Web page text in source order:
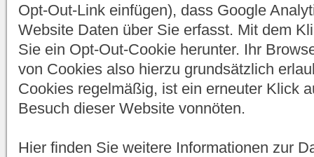
Opt-Out-Link einfügen), dass Google
Website Daten über Sie erfasst. Mit dem
Sie ein Opt-Out-Cookie herunter. Ihr
von Cookies also hierzu grundsätzlich
Cookies regelmäßig, ist ein erneuter Klick
Besuch dieser Website vonnöten.
Hier finden Sie weitere Informationen zur